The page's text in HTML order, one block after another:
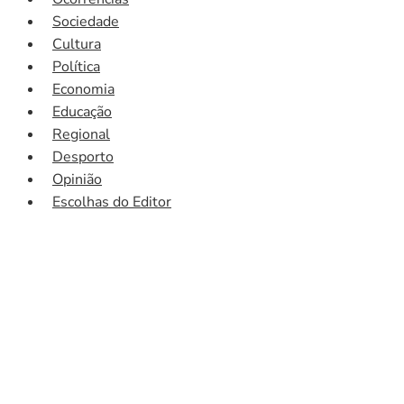
Sociedade
Cultura
Política
Economia
Educação
Regional
Desporto
Opinião
Escolhas do Editor